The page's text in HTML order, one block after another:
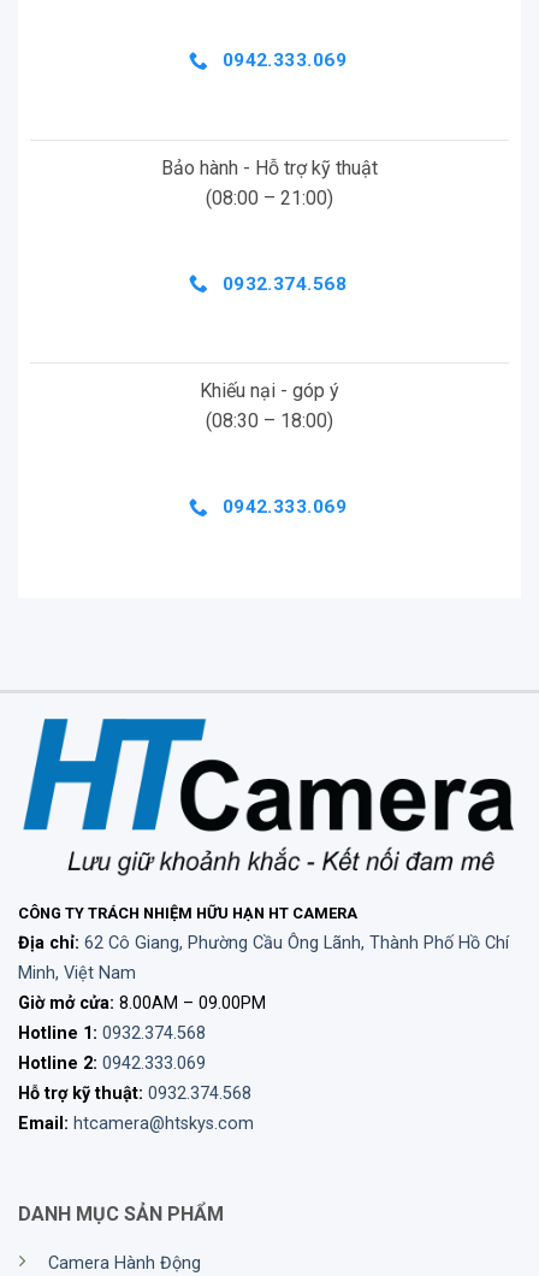
0942.333.069
Bảo hành - Hỗ trợ kỹ thuật
(08:00 – 21:00)
0932.374.568
Khiếu nại - góp ý
(08:30 – 18:00)
0942.333.069
CÔNG TY TRÁCH NHIỆM HỮU HẠN HT CAMERA
Địa chỉ: 62 Cô Giang, Phường Cầu Ông Lãnh, Thành Phố Hồ Chí
Minh, Việt Nam
Giờ mở cửa: 8.00AM – 09.00PM
Hotline 1: 0932.374.568
Hotline 2: 0942.333.069
Hỗ trợ kỹ thuật: 0932.374.568
Email: htcamera@htskys.com
DANH MỤC SẢN PHẨM
Camera Hành Động